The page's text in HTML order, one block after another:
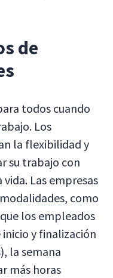
de
todos cuando
Los
la flexibilidad y
su trabajo con
Las empresas
como
los empleados
y finalización
la semana
más horas